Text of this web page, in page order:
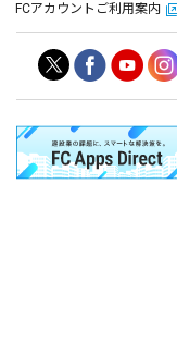
FCアカウントご利用案内